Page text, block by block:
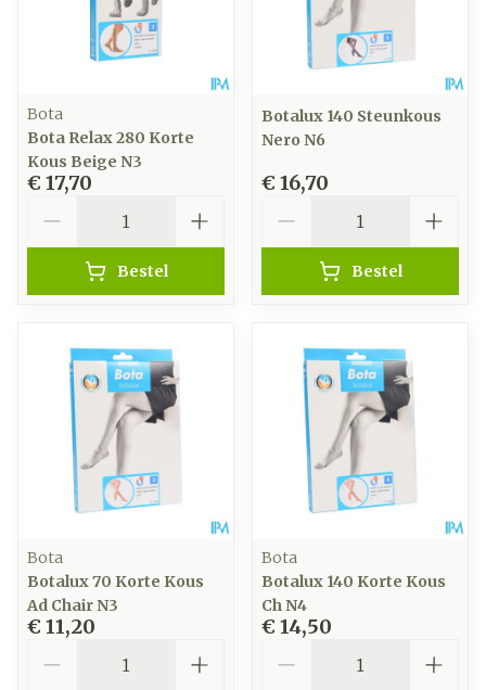
Bota
Bota Relax 280 Korte
Kous Beige N3
€ 17,70
Bestel
Botalux 140 Steunkous
Nero N6
€ 16,70
Bestel
Bota
Botalux 70 Korte Kous
Ad Chair N3
€ 11,20
Bota
Botalux 140 Korte Kous
Ch N4
€ 14,50